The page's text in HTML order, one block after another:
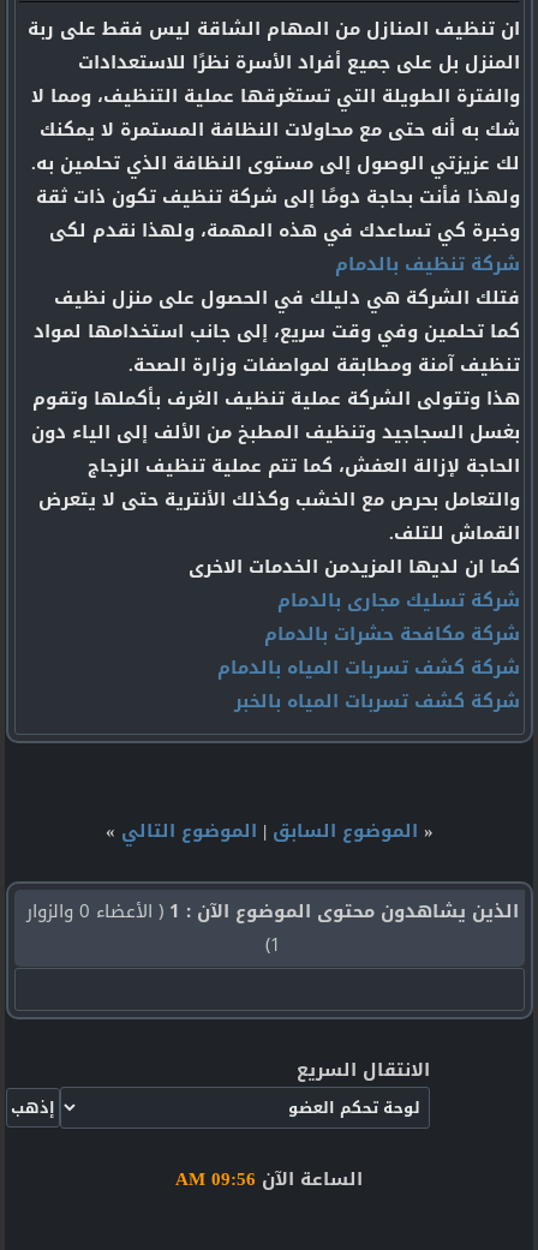
ان تنظيف المنازل من المهام الشاقة ليس فقط على ربة
المنزل بل على جميع أفراد الأسرة نظرًا للاستعدادات
والفترة الطويلة التي تستغرقها عملية التنظيف، ومما لا
شك به أنه حتى مع محاولات النظافة المستمرة لا يمكنك
لك عزيزتي الوصول إلى مستوى النظافة الذي تحلمين به.
ولهذا فأنت بحاجة دومًا إلى شركة تنظيف تكون ذات ثقة
وخبرة كي تساعدك في هذه المهمة، ولهذا نقدم لكى
شركة تنظيف بالدمام
فتلك الشركة هي دليلك في الحصول على منزل نظيف
كما تحلمين وفي وقت سريع، إلى جانب استخدامها لمواد
تنظيف آمنة ومطابقة لمواصفات وزارة الصحة.
هذا وتتولى الشركة عملية تنظيف الغرف بأكملها وتقوم
بغسل السجاجيد وتنظيف المطبخ من الألف إلى الياء دون
الحاجة لإزالة العفش، كما تتم عملية تنظيف الزجاج
والتعامل بحرص مع الخشب وكذلك الأنترية حتى لا يتعرض
القماش للتلف.
كما ان لديها المزيدمن الخدمات الاخرى
شركة تسليك مجارى بالدمام
شركة مكافحة حشرات بالدمام
شركة كشف تسربات المياه بالدمام
شركة كشف تسربات المياه بالخبر
« الموضوع السابق | الموضوع التالي »
الذين يشاهدون محتوى الموضوع الآن : 1
( الأعضاء 0 والزوار
1)
الانتقال السريع
الساعة الآن 09:56 AM